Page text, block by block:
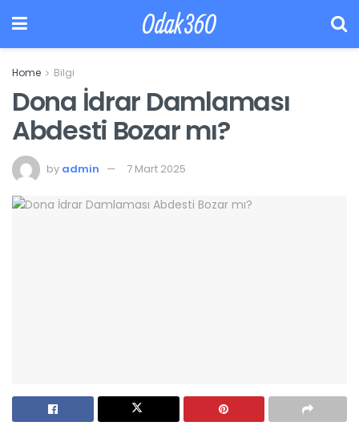
Odak360
Home Bilgi
Dona İdrar Damlaması
Abdesti Bozar mı?
by admin 7 Mart 2025